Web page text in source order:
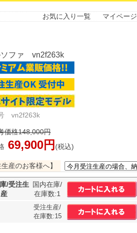
お気に入り一覧 マイページ
ソファ vn2f263k
vn2f263k
価格148,000円
69,900円 (税込)
生産のお客様へ】
/受注生
産
国内在庫/
在庫数:1
受注生産/
在庫数:15